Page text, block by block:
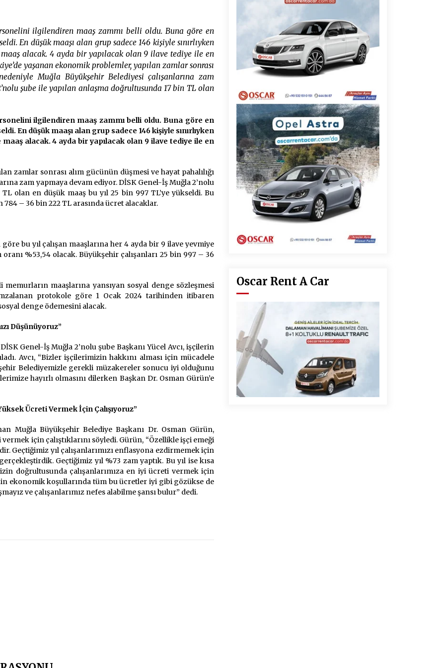
2 ay ago
Saadet Partisi Ziyaretlere Devam
4 ay ago
Başkan Aras “Bizler Günü Kurtaran
Değil, Yarını Kuran İşler İçin
Çalışacağız”
9 ay ago
“Hiç Kimse Kaçak Yapım
Legalleşecek Ümidinde Olmamalı”
Muğla’da Çoğunluk CHP’de
ilgilendiren maaş zammı belli oldu. Buna göre en
En düşük maaşı alan grup sadece 146 kişiyle sınırlıyken
alacak. 4 ayda bir yapılacak olan 9 ilave tediye ile en
yaşanan ekonomik problemler, yapılan zamlar sonrası
Muğla Büyükşehir Belediyesi çalışanlarına zam
şube ile yapılan anlaşma doğrultusunda 17 bin TL olan
ilgilendiren maaş zammı belli oldu. Buna göre en
En düşük maaşı alan grup sadece 146 kişiyle sınırlıyken
alacak. 4 ayda bir yapılacak olan 9 ilave tediye ile en
zamlar sonrası alım gücünün düşmesi ve hayat pahalılığı
zam yapmaya devam ediyor. DİSK Genel-İş Muğla 2’nolu
olan en düşük maaş bu yıl 25 bin 997 TL’ye yükseldi. Bu
– 36 bin 222 TL arasında ücret alacaklar.
bu yıl çalışan maaşlarına her 4 ayda bir 9 ilave yevmiye
%53,54 olacak. Büyükşehir çalışanları 25 bin 997 – 36
maaşlarına yansıyan sosyal denge sözleşmesi
protokole göre 1 Ocak 2024 tarihinden itibaren
denge ödemesini alacak.
Düşünüyoruz”
Genel-İş Muğla 2’nolu şube Başkanı Yücel Avcı, işçilerin
Avcı, “Bizler işçilerimizin hakkını alması için mücadele
Belediyemizle gerekli müzakereler sonucu iyi olduğunu
hayırlı olmasını dilerken Başkan Dr. Osman Gürün’e
Ücreti Vermek İçin Çalışıyoruz”
Muğla Büyükşehir Belediye Başkanı Dr. Osman Gürün,
için çalıştıklarını söyledi. Gürün, “Özellikle işçi emeği
Geçtiğimiz yıl çalışanlarımızı enflasyona ezdirmemek için
Geçtiğimiz yıl %73 zam yaptık. Bu yıl ise kısa
doğrultusunda çalışanlarımıza en iyi ücreti vermek için
ekonomik koşullarında tüm bu ücretler iyi gibi gözükse de
ve çalışanlarımız nefes alabilme şansı bulur” dedi.
Oscar Rent A Car